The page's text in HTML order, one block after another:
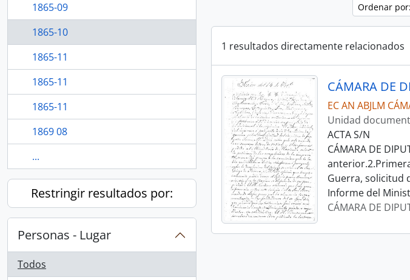
1865-09
1865-10
1865-11
1865-11
1865-11
1869 08
...
Restringir resultados por:
Personas - Lugar
Todos
Ordenar
1 resultados directamente relacionados
CÁMARA DE
EC AN ABJLM
Unidad
ACTA S/N
CÁMARA DE
Guerra, solicitud
Informe del
CÁMARA DE